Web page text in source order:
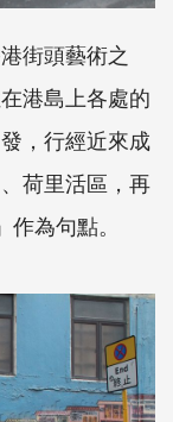
街頭藝術之
港島上各處的
，行經近來成
荷里活區，再
為句點。